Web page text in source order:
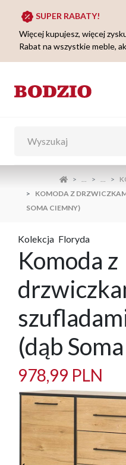
SUPER RABATY!
Więcej kupujesz, więcej
Rabat na wszystkie meble,
... ...
KOMODA Z
SOMA CIEMNY)
Kolekcja Floryda
Komoda z
(dąb
978,99 PLN